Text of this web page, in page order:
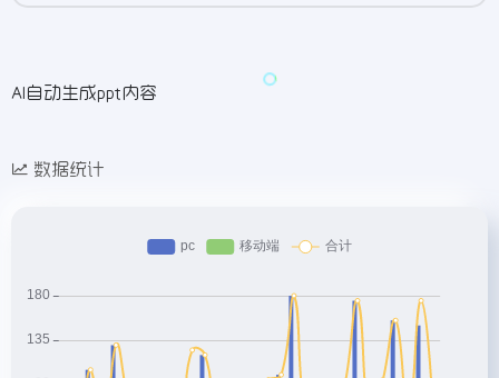
AI自动生成ppt内容
数据统计